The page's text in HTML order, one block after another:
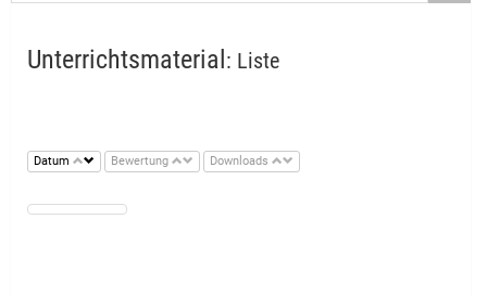
Unterrichtsmaterial : Liste
Datum Bewertung Downloads